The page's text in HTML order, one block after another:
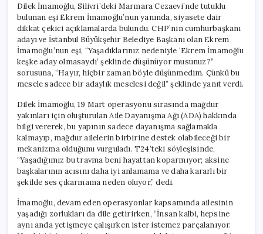
ve
Mücadele
için
Dilek İmamoğlu, Silivri’deki Marmara Cezaevi’nde tutuklu
bulunan eşi Ekrem İmamoğlu’nun yanında, siyasete dair
dikkat çekici açıklamalarda bulundu. CHP’nin cumhurbaşkanı
adayı ve İstanbul Büyükşehir Belediye Başkanı olan Ekrem
İmamoğlu’nun eşi, “Yaşadıklarınız nedeniyle ‘Ekrem İmamoğlu
keşke aday olmasaydı’ şeklinde düşünüyor musunuz?”
sorusuna, “Hayır, hiçbir zaman böyle düşünmedim. Çünkü bu
mesele sadece bir adaylık meselesi değil” şeklinde yanıt verdi.
Dilek İmamoğlu, 19 Mart operasyonu sırasında mağdur
yakınları için oluşturulan Aile Dayanışma Ağı (ADA) hakkında
bilgi vererek, bu yapının sadece dayanışma sağlamakla
kalmayıp, mağdur ailelerin birbirine destek olabileceği bir
mekanizma olduğunu vurguladı. T24’teki söyleşisinde,
“Yaşadığımız bu travma beni hayattan koparmıyor; aksine
başkalarının acısını daha iyi anlamama ve daha kararlı bir
şekilde ses çıkarmama neden oluyor,” dedi.
İmamoğlu, devam eden operasyonlar kapsamında ailesinin
yaşadığı zorlukları da dile getirirken, “İnsan kalbi, hepsine
aynı anda yetişmeye çalışırken ister istemez parçalanıyor.